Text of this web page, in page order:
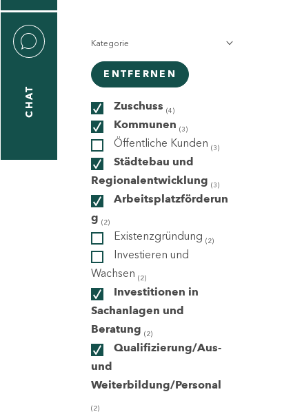
CHAT
Kategorie
ENTFERNEN
Zuschuss (4)
Kommunen (3)
Öffentliche Kunden (3)
Städtebau und
Regionalentwicklung (3)
Arbeitsplatzförderun
g (2)
Existenzgründung (2)
Investieren und
Wachsen (2)
Investitionen in
Sachanlagen und
Beratung (2)
Qualifizierung/Aus-
und
Weiterbildung/Personal
(2)